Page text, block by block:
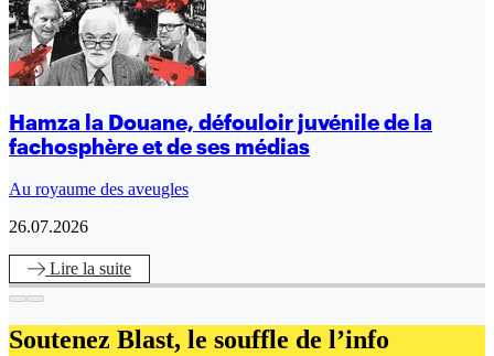
Hamza la Douane, défouloir juvénile de la
fachosphère et de ses médias
Au royaume des aveugles
26.07.2026
Lire la suite
Soutenez Blast, le souffle de l’info